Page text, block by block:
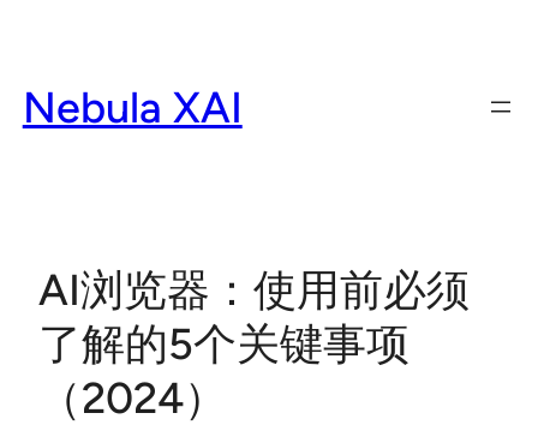
content
Nebula XAI
AI浏览器：使用前必须
了解的5个关键事项
（2024）